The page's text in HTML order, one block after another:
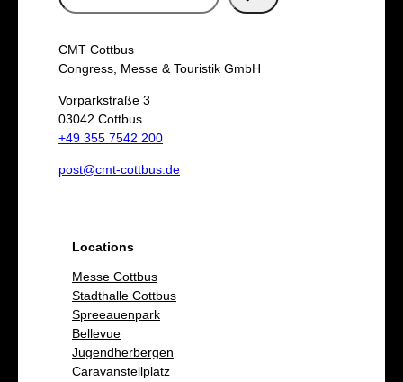
u
c
h
e
n
CMT Cottbus
Congress, Messe & Touristik GmbH
Vorparkstraße 3
03042 Cottbus
+49 355 7542 200
post@cmt-cottbus.de
Locations
Messe Cottbus
Stadthalle Cottbus
Spreeauenpark
Bellevue
Jugendherbergen
Caravanstellplatz